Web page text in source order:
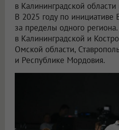
в Калининградской области
В 2025 году по инициативе
за пределы одного
в Калининградской и
Омской области,
и Республике Мордовия.